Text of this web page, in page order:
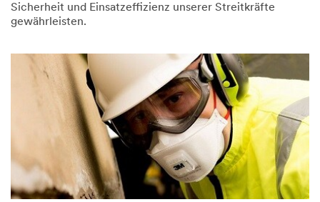
Sicherheit und Einsatzeffizienz unserer Streitkräfte
gewährleisten.